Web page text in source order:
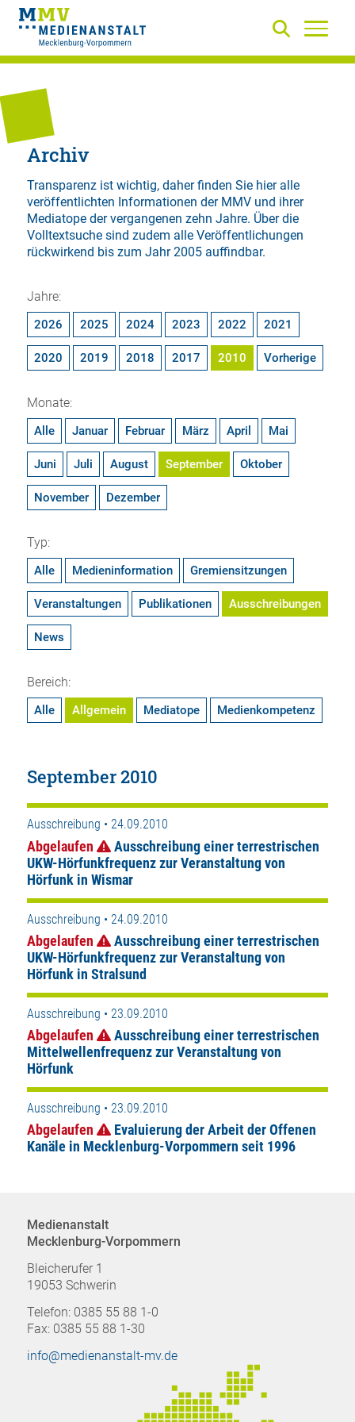
Archiv
Transparenz ist wichtig, daher finden Sie hier alle
veröffentlichten Informationen der MMV und ihrer
Mediatope der vergangenen zehn Jahre. Über die
Volltextsuchesind zudem alle Veröffentlichungen
rückwirkend bis zum Jahr 2005 auffindbar.
Jahre:
2026 2025 2024 2023 2022 2021
2020 2019 2018 2017 2010 Vorherige
Monate:
Alle Januar Februar März April Mai
Juni Juli August September Oktober
November Dezember
Typ:
Alle Medieninformation Gremiensitzungen
Veranstaltungen Publikationen Ausschreibungen
News
Bereich:
Alle Allgemein Mediatope Medienkompetenz
September 2010
Ausschreibung • 24.09.2010
Abgelaufen
Ausschreibung einer terrestrischen
UKW-Hörfunkfrequenz zur Veranstaltung von
Hörfunk in Wismar
Ausschreibung • 24.09.2010
Abgelaufen
Ausschreibung einer terrestrischen
UKW-Hörfunkfrequenz zur Veranstaltung von
Hörfunk in Stralsund
Ausschreibung • 23.09.2010
Abgelaufen
Ausschreibung einer terrestrischen
Mittelwellenfrequenz zur Veranstaltung von
Hörfunk
Ausschreibung • 23.09.2010
Abgelaufen
Evaluierung der Arbeit der Offenen
Kanäle in Mecklenburg-Vorpommern seit 1996
Medienanstalt
Mecklenburg-Vorpommern
Bleicherufer 1
19053 Schwerin
Telefon: 0385 55 88 1-0
Fax: 0385 55 88 1-30
info@medienanstalt-mv.de